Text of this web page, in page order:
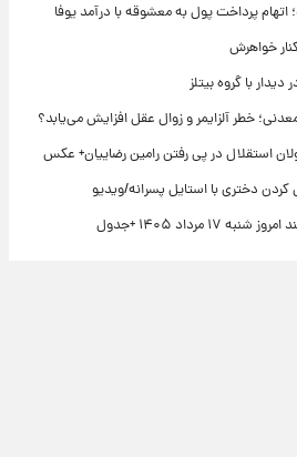
اتهام پرداخت پول به معشوقه با درآمد یوفا
خواهرش
با گروه بیتلز
خطر آلزایمر و زوال عقل افزایش می‌یابد؟
استقلال در پی رفتن رامین رضاییان+ عکس
دختری با استایل پسرانه/ویدیو
۱۴۰۵ +جدول